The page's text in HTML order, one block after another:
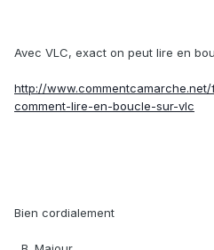
Avec VLC, exact on peut lire en
http://
comment-lire-en-boucle-sur-vlc
Bien cordialement